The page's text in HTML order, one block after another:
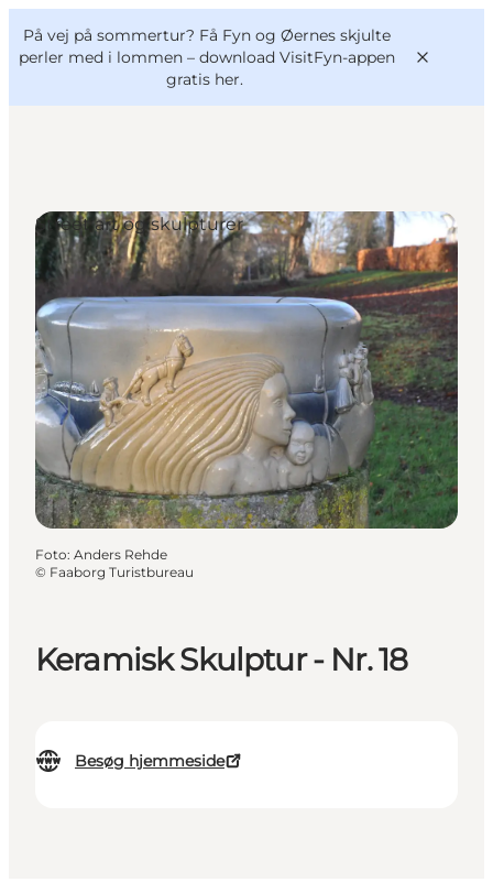
På vej på sommertur? Få Fyn og Øernes skjulte
perler med i lommen – download VisitFyn-appen
gratis her.
Oplevelser
Outdoor
Mad og drikke
Overnatning
Book lokale oplevelser
VisitFyn
Deutsch
Keramisk Skulptur - Nr. 18
Besøg hjemmeside
Street art og skulpturer
Foto: Anders Rehde
© Faaborg Turistbureau